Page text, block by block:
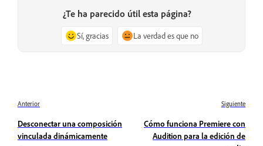
¿Te ha parecido útil esta página?
Sí, gracias La verdad es que no
Anterior
Desconectar una composición
vinculada dinámicamente
Siguiente
Cómo funciona Premiere con
Audition para la edición de